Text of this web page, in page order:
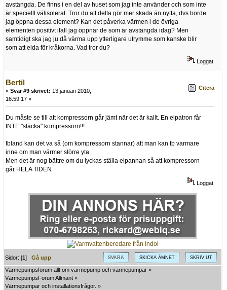
avstängda. De finns i en del av huset som jag inte använder och som inte
är speciellt välisolerat. Tror du att detta gör mer skada än nytta, dvs borde
jag öppna dessa element? Kan det påverka värmen i de övriga
elementen positivt ifall jag öppnar de som är avstängda idag? Men
samtidigt ska jag ju då värma upp ytterligare utrymme som kanske blir
som att elda för kråkorna. Vad tror du?
Loggat
Bertil
« Svar #9 skrivet: 13 januari 2010,
16:59:17 »
Citera
Du måste se till att kompressorn går jämt när det är kallt. En elpatron får
INTE "släcka" kompressorn!!!
Ibland kan det va så (om kompressorn stannar) att man kan fp varmare
inne om man värmer större yta.
Men det är nog bättre om du lyckas ställa elpannan så att kompressorn
går HELA TIDEN
Loggat
SVARA SKICKA ÄMNET SKRIV UT
Sidor: [1]Gå upp
Värmepumpsforum allt om värmepump och värmepumpar »
VärmepumpsForum Allmänt »
Värmepumpar och installationsfrågor. »